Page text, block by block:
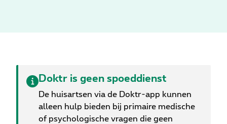
psychologische hulp. Klinisch psychologen spelen
Doktr is geen spoeddienst
De huisartsen via de Doktr-app kunnen
alleen hulp bieden bij primaire medische
of psychologische vragen die geen